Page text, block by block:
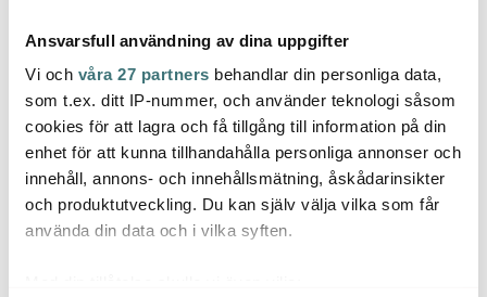
Ansvarsfull användning av dina uppgifter
Vi och våra 27 partners behandlar din personliga data,
som t.ex. ditt IP-nummer, och använder teknologi såsom
cookies för att lagra och få tillgång till information på din
enhet för att kunna tillhandahålla personliga annonser och
innehåll, annons- och innehållsmätning, åskådarinsikter
och produktutveckling. Du kan själv välja vilka som får
använda din data och i vilka syften.
Muubs
Valley skål medium grå
239 kr 319 kr
Muubs
Valley Mortel 11x18 cm
Grå
412 kr